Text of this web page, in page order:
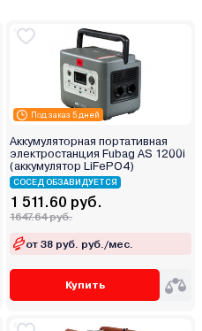
Под заказ 5 дней
Аккумуляторная портативная
электростанция Fubag AS 1200i
(аккумулятор LiFePO4)
СОСЕД ОБЗАВИДУЕТСЯ
1 511.60 руб.
1647.64 руб.
от 38 руб. руб./мес.
Купить